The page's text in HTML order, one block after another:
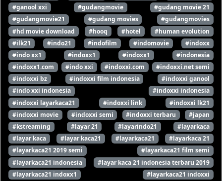
#ganool xxi
#gudangmovie
#gudang movie 21
#gudangmovie21
#gudang movies
#gudangmovies
#hd movie download
#hooq #hotel
#human evolution
#ilk21
#indo21 #indofilm #indomovie
#indoxx
#indo xx1
#indoxx1 #indoxx1
#indonesia
#indoxx1.com
#indo xxi #indoxxi.com
#indoxxi.net semi
#indoxxi bz
#indoxxi film indonesia
#indoxxi ganool
#indo xxi indonesia
#indoxxi indonesia
#indoxxi layarkaca21
#indoxxi link
#indoxxi lk21
#indoxxi movie
#indoxxi semi #indoxxi terbaru
#japan
#kstreaming
#layar 21 #layarindo21
#layarkaca
#layar kaca
#layar kaca21 #layarkaca21
#layarkaca 21
#layarkaca21 2019 semi
#layarkaca21 film semi
#layarkaca21 indonesia
#layar kaca 21 indonesia terbaru 2019
#layarkaca21 indoxx1
#layarkaca21 indoxxi